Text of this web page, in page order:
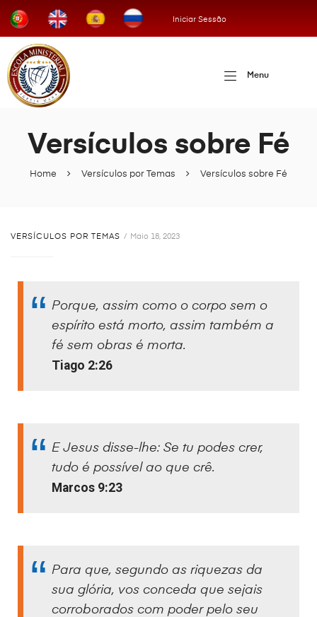
Iniciar Sessão
Menu
Home Versículos por Temas Versículos sobre Fé
Versículos sobre Fé
VERSÍCULOS POR TEMAS Maio 18, 2023
Porque, assim como o corpo sem o
espírito está morto, assim também a
fé sem obras é morta.
Tiago 2:26
E Jesus disse-lhe: Se tu podes crer,
tudo é possível ao que crê.
Marcos 9:23
Para que, segundo as riquezas da
sua glória, vos conceda que sejais
corroborados com poder pelo seu